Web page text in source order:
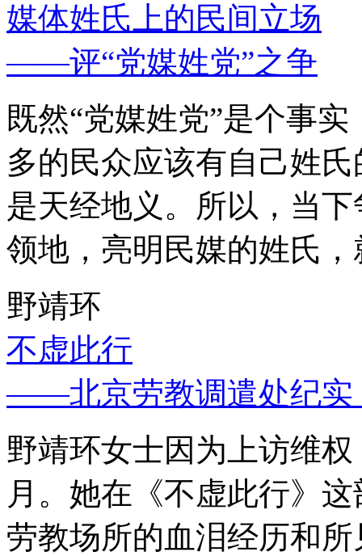
媒体姓氏上的民间立场
——评“党媒姓党”之争
既然“党媒姓党”是个事
多的民众应该有自己姓
是天经地义。所以，当
领地，亮明民媒的姓氏
野靖环
不虚此行
——北京劳教调遣处纪实
野靖环女士因为上访维
月。她在《不虚此行》
劳教场所的血泪经历和